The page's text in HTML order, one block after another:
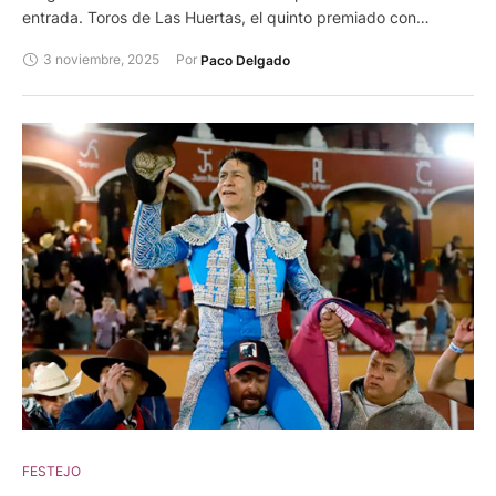
entrada. Toros de Las Huertas, el quinto premiado con
David, oreja y oreja. Leo Valadez, ovación en su lote.
3 noviembre, 2025 Por Paco Delgado
FESTEJO